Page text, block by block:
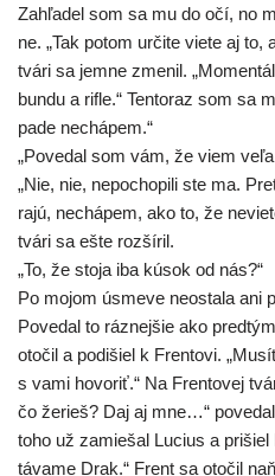
Zahľadel som sa mu do očí, no
ne. „Tak potom urči­te vie­te aj
tvá­ri sa jem­ne zme­nil.
bun­du a rif­le.“ Tentoraz som sa
pa­de nechápem.“
„Povedal som vám, že viem
„Nie, nie, nepo­cho­pi­li ste ma.
ra­jú, nechá­pem, ako to, že
tvá­ri sa ešte rozšíril.
„To, že sto­ja iba kúsok od nás?“
Po mojom úsme­ve neos­ta­la ani
Povedal to ráz­nej­šie ako
oto­čil a podi­šiel k Frentovi.
s vami hovo­riť.“ Na Frentovej
čo žerieš? Daj aj mne…“
toho už zamie­šal Lucius a
tá­va­me Drak.“ Frent sa oto­čil